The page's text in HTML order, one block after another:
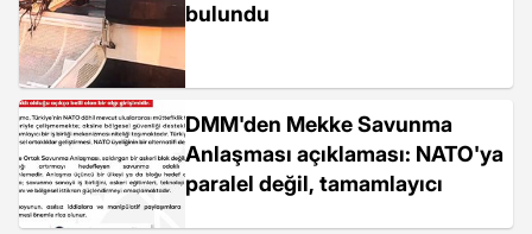
bulundu
DMM'den Mekke Savunma
Anlaşması açıklaması: NATO'ya
paralel değil, tamamlayıcı